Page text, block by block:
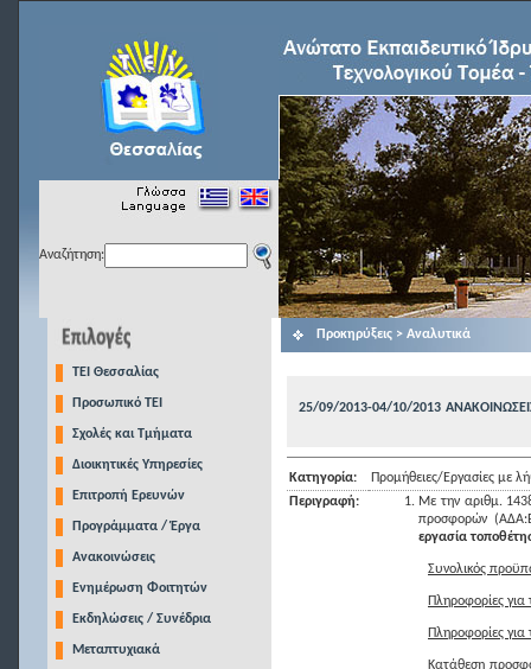
Αναζήτηση:
TEI Θεσσαλίας
Προσωπικό ΤΕΙ
Σχολές και Τμήματα
Διοικητικές Υπηρεσίες
Επιτροπή Ερευνών
Προγράμματα / Έργα
Ανακοινώσεις
Ενημέρωση Φοιτητών
Εκδηλώσεις / Συνέδρια
Μεταπτυχιακά
Προκηρύξεις > Αναλυτικά
25/09/2013-04/10/2013
Κατηγορία:
Προμήθειες/Εργασίες με
Περιγραφή:
Με την αριθμ.
προσφορών
εργασία
Συνολικός
Πληροφορίες
Πληροφορίες για
Κατάθεση